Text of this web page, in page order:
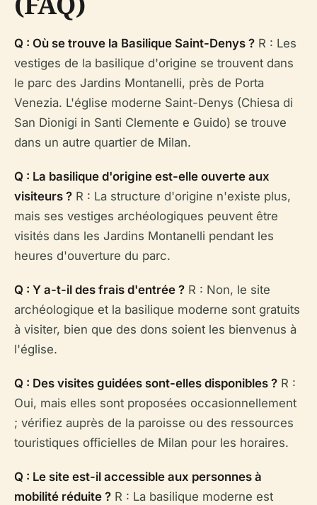
Q : Où se trouve la Basilique Saint-Denys ? R : Les
vestiges de la basilique d'origine se trouvent dans
le parc des Jardins Montanelli, près de Porta
Venezia. L'église moderne Saint-Denys (Chiesa di
San Dionigi in Santi Clemente e Guido) se trouve
dans un autre quartier de Milan.
Q : La basilique d'origine est-elle ouverte aux
visiteurs ? R : La structure d'origine n'existe plus,
mais ses vestiges archéologiques peuvent être
visités dans les Jardins Montanelli pendant les
heures d'ouverture du parc.
Q : Y a-t-il des frais d'entrée ? R : Non, le site
archéologique et la basilique moderne sont gratuits
à visiter, bien que des dons soient les bienvenus à
l'église.
Q : Des visites guidées sont-elles disponibles ? R :
Oui, mais elles sont proposées occasionnellement
; vérifiez auprès de la paroisse ou des ressources
touristiques officielles de Milan pour les horaires.
Q : Le site est-il accessible aux personnes à
mobilité réduite ? R : La basilique moderne est